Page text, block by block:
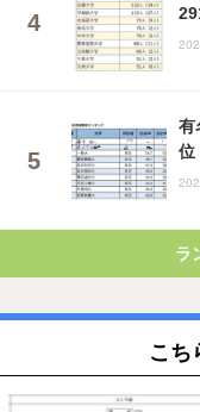
有
位
ラ
こち